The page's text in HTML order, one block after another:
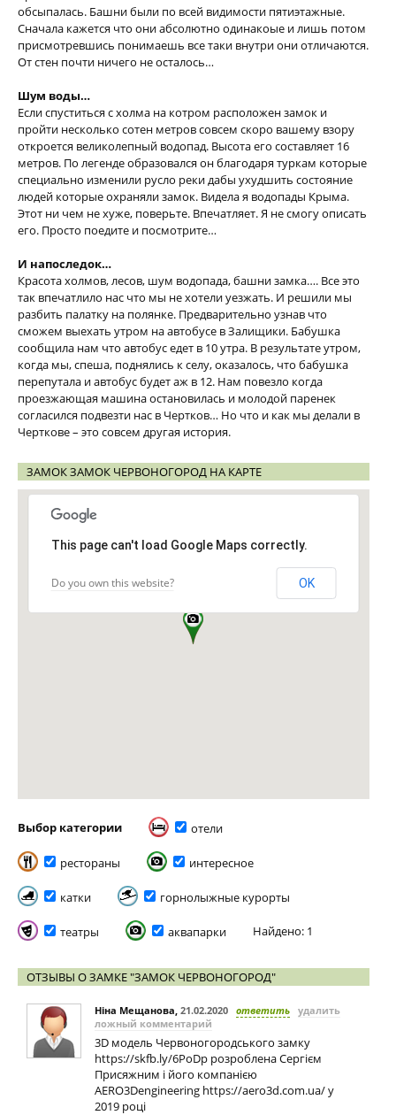
обсыпалась. Башни были по всей видимости пятиэтажные.
Сначала кажется что они абсолютно одинакоые и лишь потом
присмотревшись понимаешь все таки внутри они отличаются.
От стен почти ничего не осталось…
Шум воды…
Если спуститься с холма на котром расположен замок и
пройти несколько сотен метров совсем скоро вашему взору
откроется великолепный водопад. Высота его составляет 16
метров. По легенде образовался он благодаря туркам которые
специально изменили русло реки дабы ухудшить состояние
людей которые охраняли замок. Видела я водопады Крыма.
Этот ни чем не хуже, поверьте. Впечатляет. Я не смогу описать
его. Просто поедите и посмотрите…
И напоследок…
Красота холмов, лесов, шум водопада, башни замка…. Все это
так впечатлило нас что мы не хотели уезжать. И решили мы
разбить палатку на полянке. Предварительно узнав что
сможем выехать утром на автобусе в Залищики. Бабушка
сообщила нам что автобус едет в 10 утра. В результате утром,
когда мы, спеша, поднялись к селу, оказалось, что бабушка
перепутала и автобус будет аж в 12. Нам повезло когда
проезжающая машина остановилась и молодой паренек
согласился подвезти нас в Чертков… Но что и как мы делали в
Черткове – это совсем другая история.
ЗАМОК ЗАМОК ЧЕРВОНОГОРОД НА КАРТЕ
This page can't load Google Maps correctly.
Do you own this website? OK
Выбор категории отели
рестораны интересное
катки горнолыжные курорты
театры аквапарки Найдено: 1
ОТЗЫВЫ О ЗАМКЕ "ЗАМОК ЧЕРВОНОГОРОД"
Ніна Мещанова, 21.02.2020 ответить удалить
ложный комментарий
3D модель Червоногородського замку
https://skfb.ly/6PoDp розроблена Сергієм
Присяжним і його компанією
AERO3Dengineering https://aero3d.com.ua/ у
2019 році